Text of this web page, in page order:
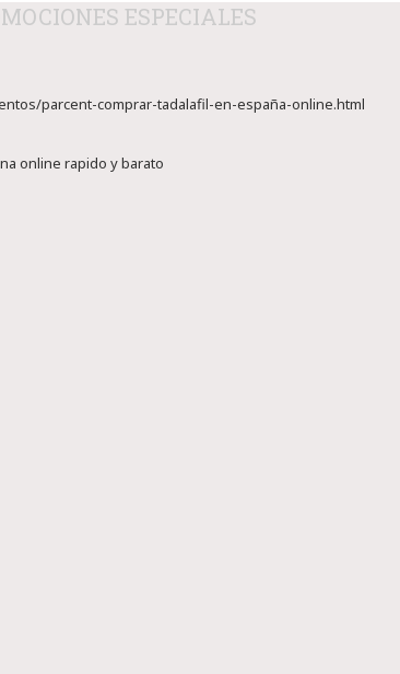
ESPECIALES
parcent-comprar-tadalafil-en-españa-online.html
online rapido y barato